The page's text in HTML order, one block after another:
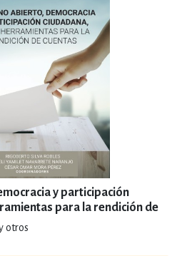
y participación
para la rendición de
otros